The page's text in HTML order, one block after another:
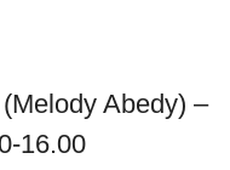
Abedy) –
16.00